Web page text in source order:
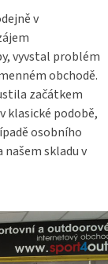
v
vyvstal problém
obchodě.
začátkem
klasické podobě,
osobního
skladu v